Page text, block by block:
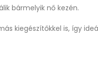
bármelyik nő kezén.
kiegészítőkkel is, így